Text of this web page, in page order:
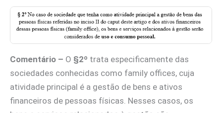
Comentário – O §2º trata especificamente das
sociedades conhecidas como family offices, cuja
atividade principal é a gestão de bens e ativos
financeiros de pessoas físicas. Nesses casos, os